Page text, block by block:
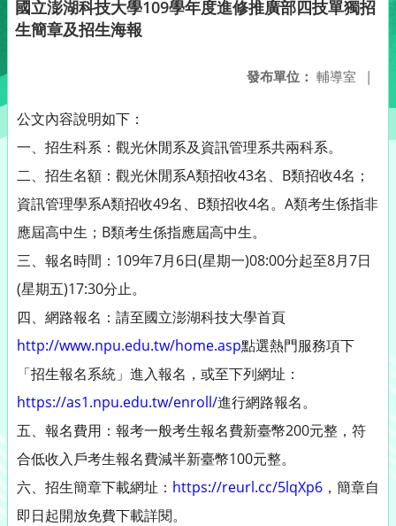
國立澎湖科技大學109學年度進修推廣部四技單獨招
生簡章及招生海報
發布單位： 輔導室 |
公文內容說明如下：
一、招生科系：觀光休閒系及資訊管理系共兩科系。
二、招生名額：觀光休閒系A類招收43名、B類招收4名；
資訊管理學系A類招收49名、B類招收4名。A類考生係指非
應屆高中生；B類考生係指應屆高中生。
三、報名時間：109年7月6日(星期一)08:00分起至8月7日
(星期五)17:30分止。
四、網路報名：請至國立澎湖科技大學首頁
http://www.npu.edu.tw/home.asp點選熱門服務項下
「招生報名系統」進入報名，或至下列網址：
https://as1.npu.edu.tw/enroll/進行網路報名。
五、報名費用：報考一般考生報名費新臺幣200元整，符
合低收入戶考生報名費減半新臺幣100元整。
六、招生簡章下載網址： https://reurl.cc/5lqXp6 ，簡章自
即日起開放免費下載詳閱。